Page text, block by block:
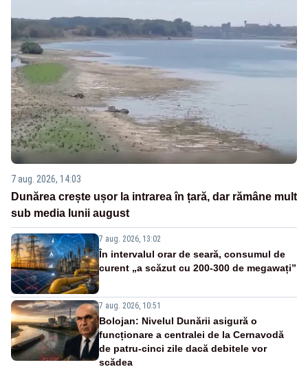
7 aug. 2026, 14:03
Dunărea crește ușor la intrarea în țară, dar rămâne mult
sub media lunii august
7 aug. 2026, 13:02
În intervalul orar de seară, consumul de
curent „a scăzut cu 200-300 de megawați”
7 aug. 2026, 10:51
Bolojan: Nivelul Dunării asigură o
funcționare a centralei de la Cernavodă
de patru-cinci zile dacă debitele vor
scădea